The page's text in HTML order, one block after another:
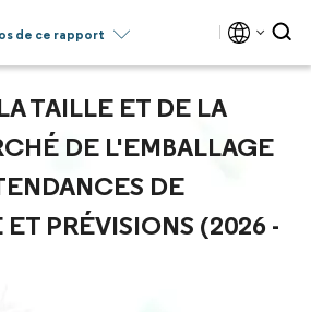
de ce rapport
TAILLE ET DE LA
DE L'EMBALLAGE
DE
PRÉVISIONS (2026 -